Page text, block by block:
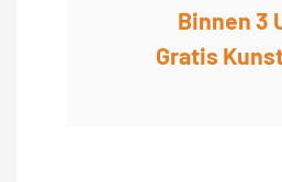
Binnen 3
Gratis